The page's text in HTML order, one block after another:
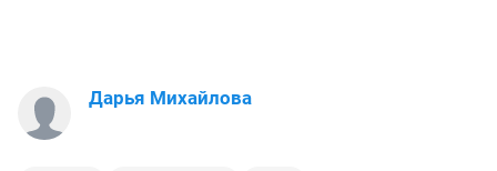
Дарья Михайлова